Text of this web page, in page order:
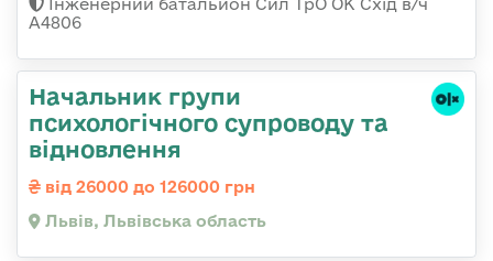
А4806
Начальник групи
психологічного супроводу та
відновлення
від 26000 до 126000 грн
Львів, Львівська область